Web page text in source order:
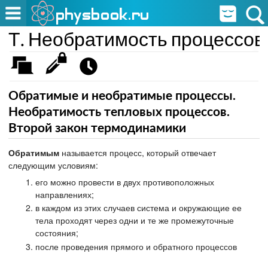
Т. Необратимость процессов
Обратимые и необратимые процессы.
Необратимость тепловых процессов.
Второй закон термодинамики
Обратимым называется процесс, который отвечает
следующим условиям:
его можно провести в двух противоположных
направлениях;
в каждом из этих случаев система и окружающие ее
тела проходят через одни и те же промежуточные
состояния;
после проведения прямого и обратного процессов